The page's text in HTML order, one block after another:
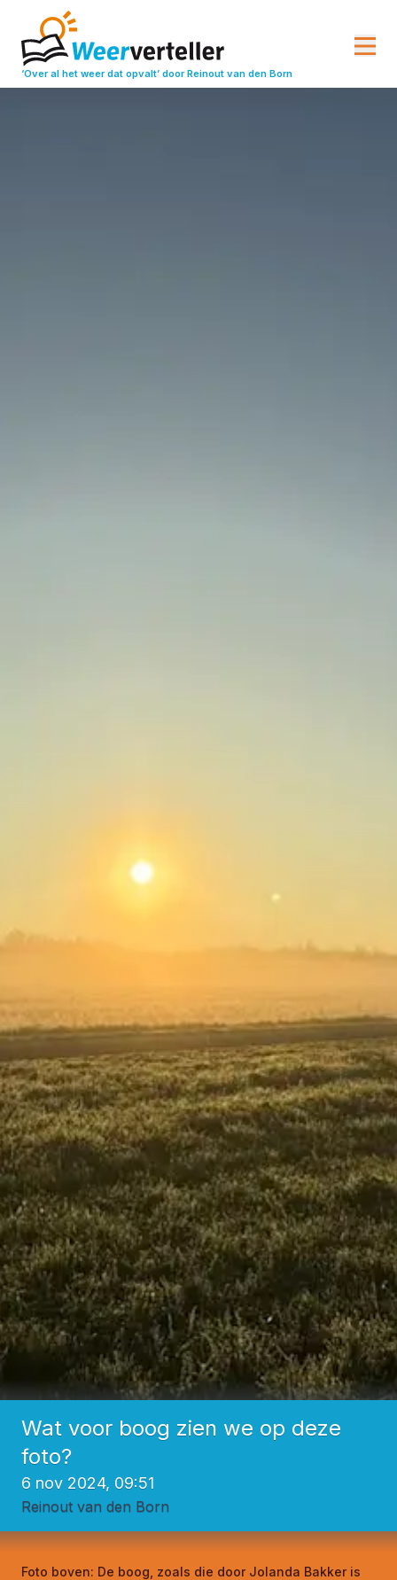
‘Over al het weer dat opvalt’ door Reinout van den Born
Wat voor boog zien we op deze
foto?
6 nov 2024, 09:51
Reinout van den Born
Foto boven: De boog, zoals die door Jolanda Bakker is